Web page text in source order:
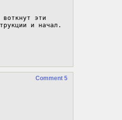
эти
и начал.
Comment 5